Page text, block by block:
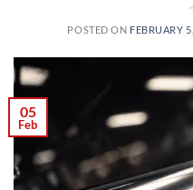
POSTED ON FEBRUARY
05
Feb